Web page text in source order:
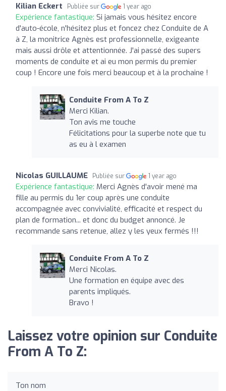
Kilian Eckert Publiée sur 1 year ago
Expérience fantastique: Si jamais vous hésitez encore
d'auto-école, n'hésitez plus et foncez chez Conduite de A
à Z, la monitrice Agnès est professionnelle, exigeante
mais aussi drôle et attentionnée. J'ai passé des supers
moments de conduite et ai eu mon permis du premier
coup ! Encore une fois merci beaucoup et à la prochaine !
Conduite From A To Z
Merci Kilian.
Ton avis me touche
Félicitations pour la superbe note que tu
as eu à l examen
Nicolas GUILLAUME Publiée sur 1 year ago
Expérience fantastique: Merci Agnès d'avoir mené ma
fille au permis du 1er coup après une conduite
accompagnée avec convivialité, efficacité et respect du
plan de formation... et donc du budget annoncé. Je
recommande sans retenue, allez y les yeux fermés !!!
Conduite From A To Z
Merci Nicolas.
Une formation en équipe avec des
parents impliqués.
Bravo !
Laissez votre opinion sur Conduite
From A To Z:
Ton nom